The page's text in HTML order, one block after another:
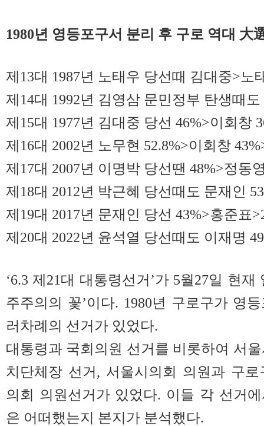
1980년 영등포구서 분리 후 구로 역대 大
제13대 1987년 노태우 당선때 김대중>노
제14대 1992년 김영삼 문민정부 탄생때
제15대 1977년 김대중 당선 46%>이회창
제16대 2002년 노무현 52.8%>이회창
제17대 2007년 이명박 당선땐 48%>정동
제18대 2012년 박근혜 당선때도 문재인
제19대 2017년 문재인 당선 43%>홍준표
제20대 2022년 윤석열 당선때도 이재명
‘6.3 제21대 대통령선거’가 5월27일 현
주주의의 꽃’이다. 1980년 구로구가 영
러차례의 선거가 있었다.
대통령과 국회의원 선거를 비롯하여 서
치단체장 선거, 서울시의회 의원과 구
의회 의원선거가 있었다. 이들 각 선거
은 어떠했는지 본지가 분석했다.